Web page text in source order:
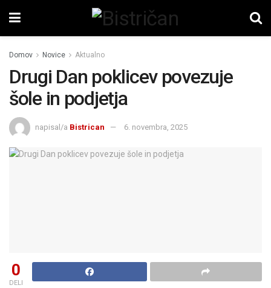
Domov Novice Aktualno
Drugi Dan poklicev povezuje
šole in podjetja
napisal/a Bistrican 6. novembra, 2025
0
DELI